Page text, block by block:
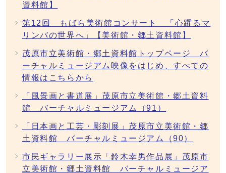
資料館】
第12回 もばら美術館コンサート 「心躍るマ
リンバの世界へ」【美術館・郷土資料館】
茂原市立美術館・郷土資料館トップページ バ
ーチャルミュージアム映像をはじめ、すべての
情報はこちらから
「風景画と書道展」茂原市立美術館・郷土資料
館 バーチャルミュージアム（91）
「日本画と工芸・彫刻展」茂原市立美術館・郷
土資料館 バーチャルミュージアム（90）
市民ギャラリー展示「鈴木幸男作品展」茂原市
立美術館・郷土資料館 バーチャルミュージア